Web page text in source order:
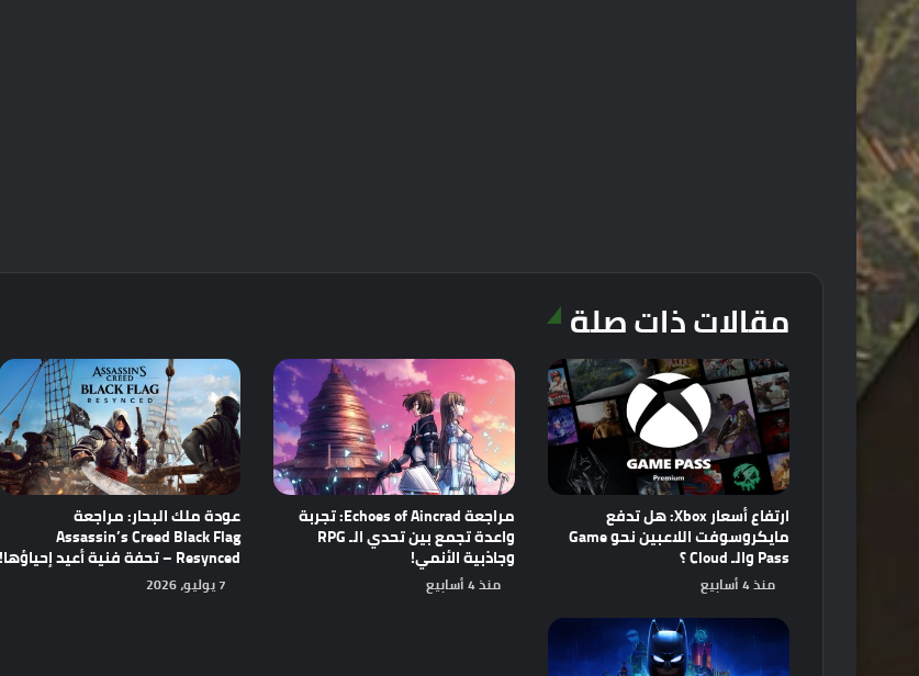
مقالات ذات صلة
ارتفاع أسعار Xbox: هل تدفع
مايكروسوفت اللاعبين نحو Game
Pass والـ Cloud ؟
منذ 4 أسابيع
مراجعة Echoes of Aincrad: تجربة
واعدة تجمع بين تحدي الـ RPG
وجاذبية الأنمي!
منذ 4 أسابيع
عودة ملك البحار: مراجعة
Assassin’s Creed Black Flag
Resynced – تحفة فنية أعيد إحياؤها!
7 يوليو، 2026